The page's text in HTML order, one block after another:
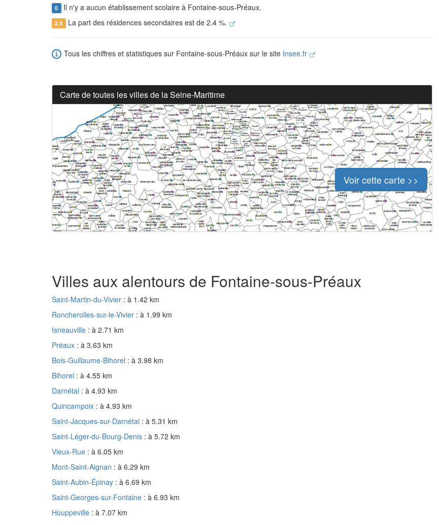
0 Il n'y a aucun établissement scolaire à Fontaine-sous-Préaux.
2.4 La part des résidences secondaires est de 2.4 %.
Tous les chiffres et statistiques sur Fontaine-sous-Préaux sur le site Insee.fr
Carte de toutes les villes de la Seine-Maritime
Voir cette carte >>
Villes aux alentours de Fontaine-sous-Préaux
Saint-Martin-du-Vivier : à 1.42 km
Roncherolles-sur-le-Vivier : à 1.99 km
Isneauville : à 2.71 km
Préaux : à 3.63 km
Bois-Guillaume-Bihorel : à 3.98 km
Bihorel : à 4.55 km
Darnétal : à 4.93 km
Quincampoix : à 4.93 km
Saint-Jacques-sur-Darnétal : à 5.31 km
Saint-Léger-du-Bourg-Denis : à 5.72 km
Vieux-Rue : à 6.05 km
Mont-Saint-Aignan : à 6.29 km
Saint-Aubin-Épinay : à 6.69 km
Saint-Georges-sur-Fontaine : à 6.93 km
Houppeville : à 7.07 km